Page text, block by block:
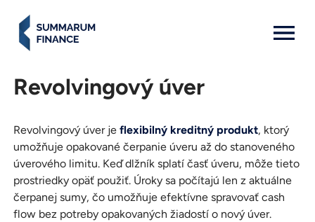
Revolvingový úver
Revolvingový úver jeflexibilný kreditný produkt, ktorý
umožňuje opakované čerpanie úveru až do stanoveného
úverového limitu. Keď dlžník splatí časť úveru, môže tieto
prostriedky opäť použiť. Úroky sa počítajú len z aktuálne
čerpanej sumy, čo umožňuje efektívne spravovať cash
flow bez potreby opakovaných žiadostí o nový úver.